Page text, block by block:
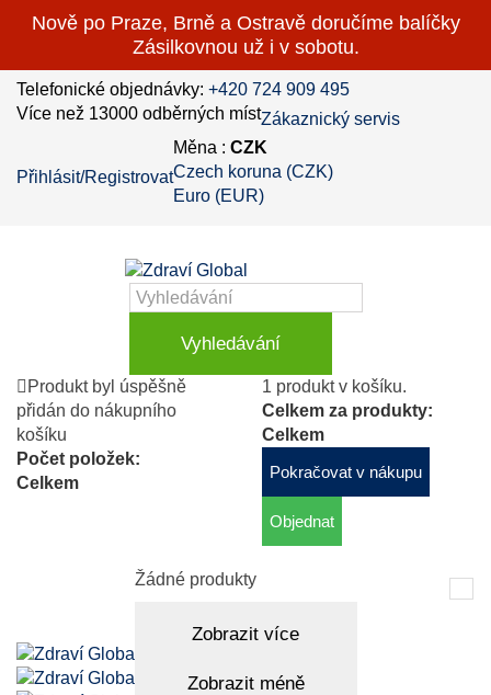
Nově po Praze, Brně a Ostravě doručíme balíčky
Zásilkovnou už i v sobotu.
Telefonické objednávky: +420 724 909 495
Více než 13000 odběrných místZákaznický servis
Přihlásit/Registrovat
Měna : CZK
Czech koruna (CZK)
Euro (EUR)
Vyhledávání
Košík
(prázdný)
Žádné produkty
Zobrazit více
Zobrazit méně
Produkt byl úspěšně
přidán do nákupního
košíku
Počet položek:
Celkem
1 produkt v košíku.
Celkem za produkty:
Celkem
Pokračovat v nákupu
Objednat